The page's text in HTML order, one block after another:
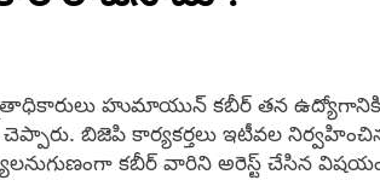
హుమాయున్ కబీర్ తన
బిజెపి కార్యకర్తలు ఇటీవల
కబీర్ వారిని అరెస్ట్ చేసిన